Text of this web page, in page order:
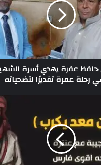
حافظ عفرة يهدي أسرة
رحلة عمرة تقديرًا لتضحياته